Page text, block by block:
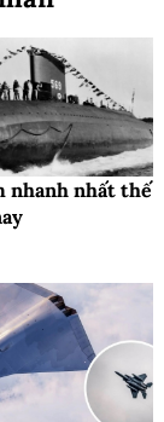
nhanh nhất thế